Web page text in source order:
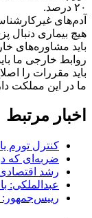
۲۰ درصد.
آدم‌های
هیچ بیماری
باید مشاوره‌های
روابط خارجی ما
باید مقررات را
ما در این مملکت
اخبار مرتبط
کنترل تورم
ضربه‌ای که
رشد اقتصادی کشور از سال ۹۰ تا ۱۴۰۲
عبدالملکی: با دست
رییس‌جمهور: در بودجه ۱۴۰۴ به ثبات اقتصادی، رشد